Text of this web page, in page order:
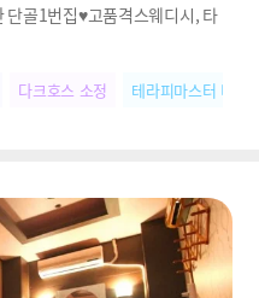
골1번집♥고품격스웨디시, 타
다크호스 소정 테라피마스터 미미